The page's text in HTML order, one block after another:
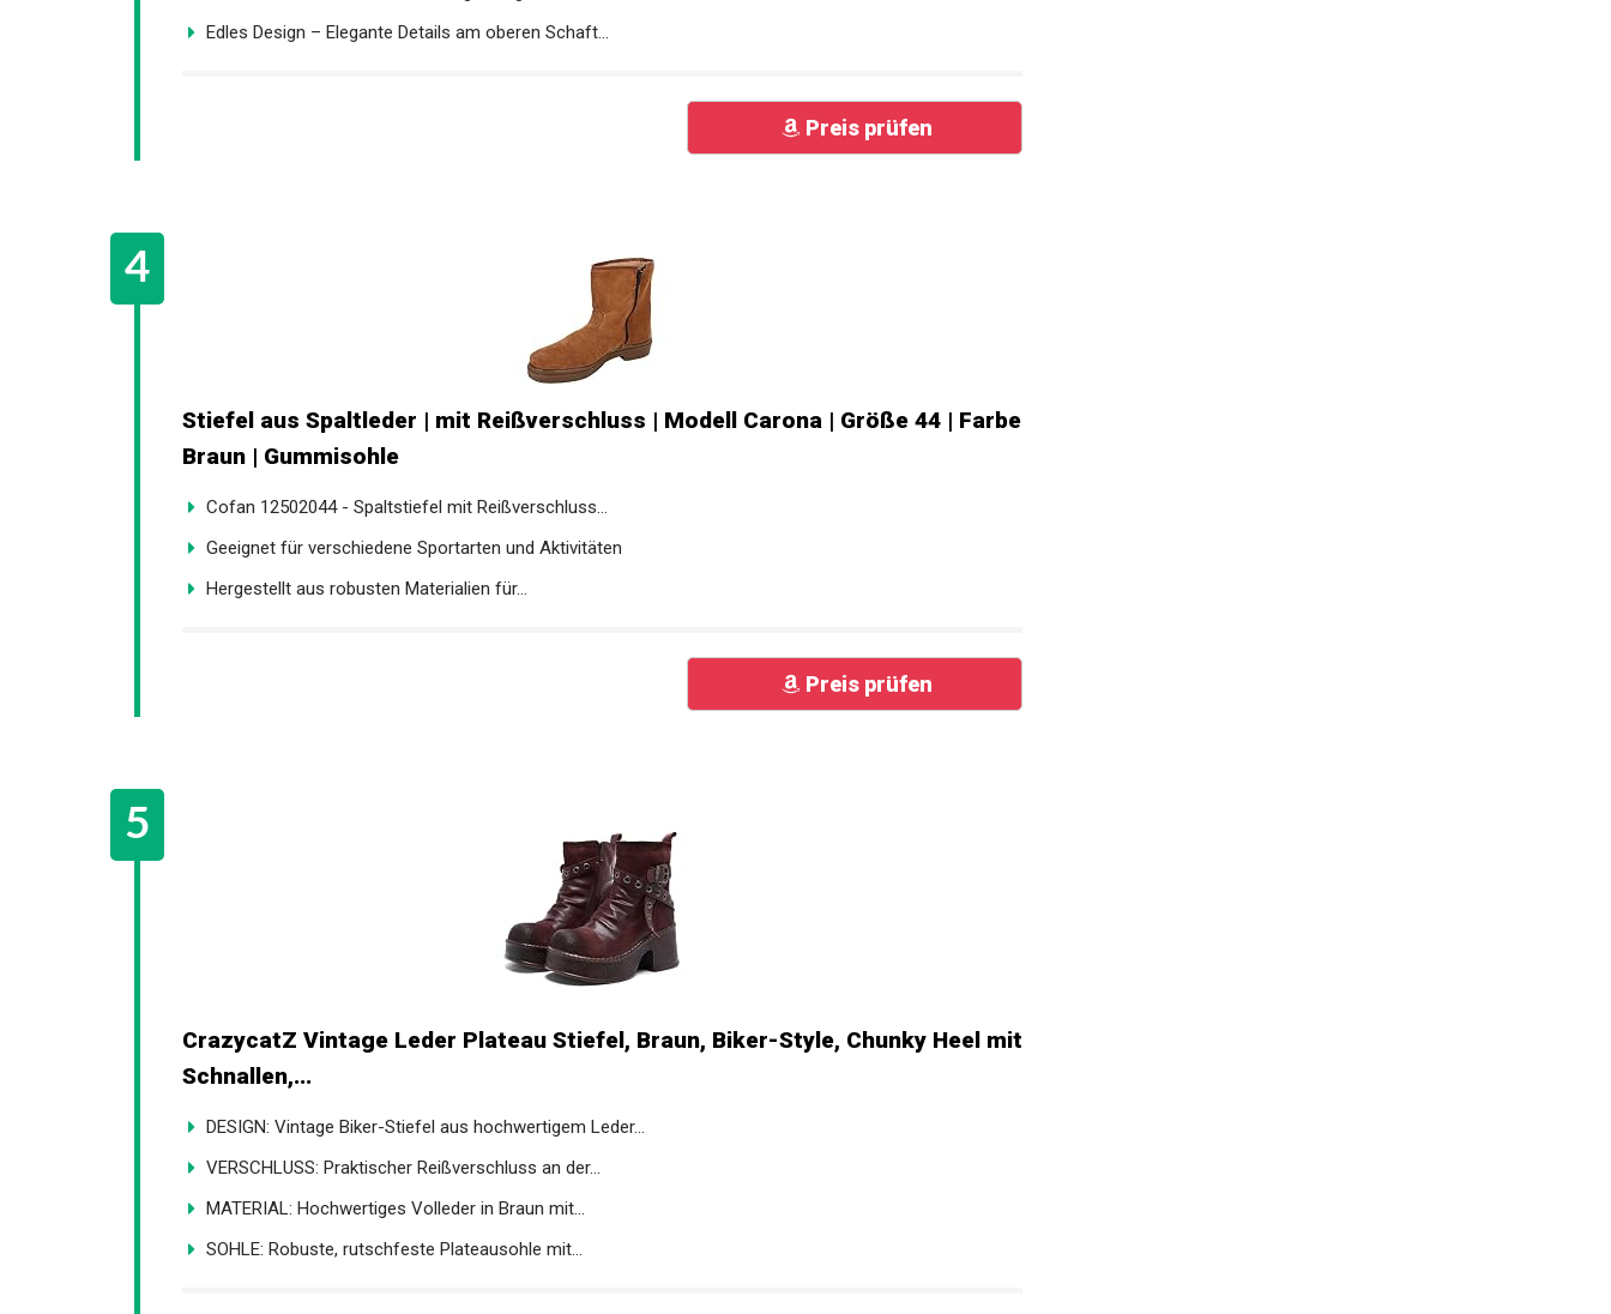
Edles Design – Elegante Details am oberen Schaft...
Preis prüfen
Stiefel aus Spaltleder | mit Reißverschluss | Modell Carona | Größe 44 |
Farbe Braun | Gummisohle
Cofan 12502044 - Spaltstiefel mit Reißverschluss...
Geeignet für verschiedene Sportarten und Aktivitäten
Hergestellt aus robusten Materialien für...
Preis prüfen
CrazycatZ Vintage Leder Plateau Stiefel, Braun, Biker-Style, Chunky Heel
mit Schnallen,...
DESIGN: Vintage Biker-Stiefel aus hochwertigem Leder...
VERSCHLUSS: Praktischer Reißverschluss an der...
MATERIAL: Hochwertiges Volleder in Braun mit...
SOHLE: Robuste, rutschfeste Plateausohle mit...